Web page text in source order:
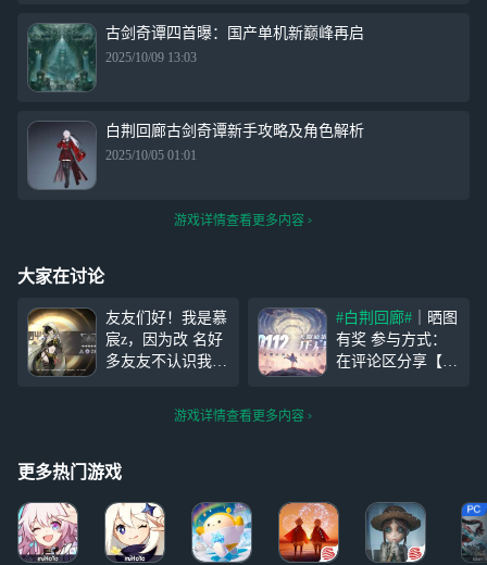
古剑奇谭四首曝：国产单机新巅峰再启
2025/10/09 13:03
白荆回廊古剑奇谭新手攻略及角色解析
2025/10/05 01:01
游戏详情查看更多内容
大家在讨论
友友们好！我是慕
宸z，因为改 名好
多友友不认识我
发1张周卡， 参与
方式：评论+点赞
的友友打在评论
4-1.16 ios的友友提
前告知
——————
#白荆回廊# ｜晒图
有奖 参与方式：
在评论区分享【手
【活动时间】202
4/1/11-2024/
游戏详情查看更多内容
更多热门游戏